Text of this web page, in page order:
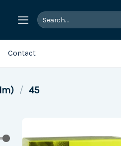
Search
for:
Contact
/ 45